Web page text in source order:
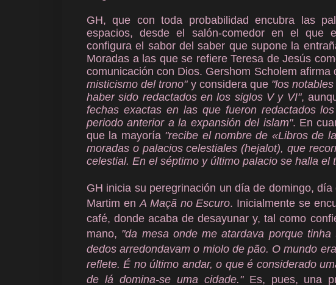
GH, que con toda probabilidad encubra las
espacios, desde el salón-comedor en el que
configura el sabor del saber que supone la
Moradas a las que se refiere Teresa de Jesús
comunicación con Dios. Gershom Scholem afirma
misticismo del trono"y considera que "los
haber sido redactados en los siglos V y VI",
fechas exactas en las que fueron redactados
periodo anterior a la expansión del islam". En
que la mayoría "recibe el nombre de «Libros de
moradas o palacios celestiales (hejalot), que
celestial. En el séptimo y último palacio se halla el
GH inicia su peregrinación un día de domingo,
Martim en A Maçã no Escuro. Inicialmente se
café, donde acaba de desayunar y, tal como
mano, "da mesa onde me atardava porque
dedos arredondavam o miolo de pão. O mundo
reflete. É no último andar, o que é considerado
de lá domina-se uma cidade." Es, pues, una